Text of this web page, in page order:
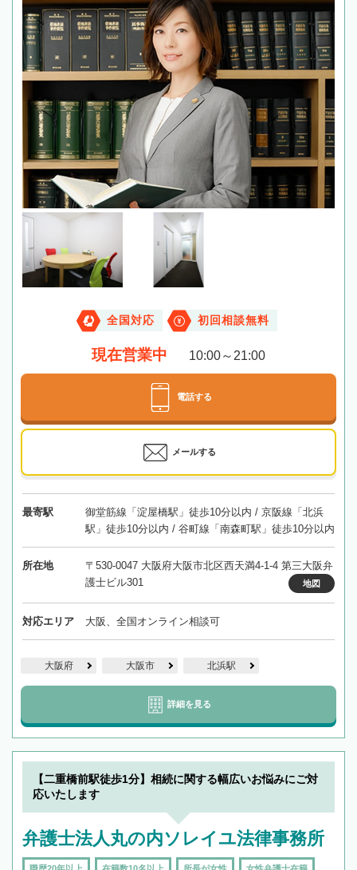
全国対応 初回相談無料
現在営業中 10:00～21:00
電話する
メールする
最寄駅
御堂筋線「淀屋橋駅」徒歩10分以内 / 京阪線「北浜
駅」徒歩10分以内 / 谷町線「南森町駅」徒歩10分以内
所在地
〒530-0047 大阪府大阪市北区西天満4-1-4 第三大阪弁
護士ビル301
地図
対応エリア 大阪、全国オンライン相談可
大阪府 大阪市 北浜駅
詳細を見る
【二重橋前駅徒歩1分】相続に関する幅広いお悩みにご対
応いたします
弁護士法人丸の内ソレイユ法律事務所